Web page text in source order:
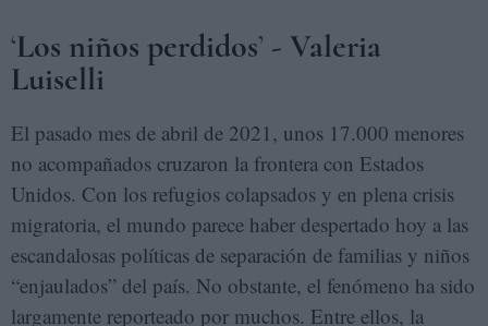
‘Los niños perdidos’ - Valeria
Luiselli
El pasado mes de abril de 2021, unos 17.000 menores
no acompañados cruzaron la frontera con Estados
Unidos. Con los refugios colapsados y en plena crisis
migratoria, el mundo parece haber despertado hoy a las
escandalosas políticas de separación de familias y niños
“enjaulados” del país. No obstante, el fenómeno ha sido
largamente reporteado por muchos. Entre ellos, la